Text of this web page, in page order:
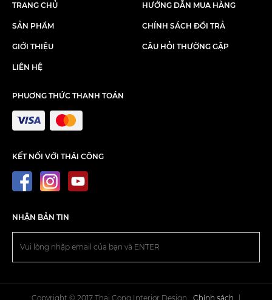
TRANG CHỦ
SẢN PHẨM
GIỚI THIỆU
LIÊN HỆ
HƯỚNG DẪN MUA HÀNG
CHÍNH SÁCH ĐỔI TRẢ
CÂU HỎI THƯỜNG GẶP
PHUƠNG THỨC THANH TOÁN
KẾT NỐI VỚI THÁI CÔNG
NHẬN BẢN TIN
Copyright © 2017 Thai Cong Interior Design. Chính sách